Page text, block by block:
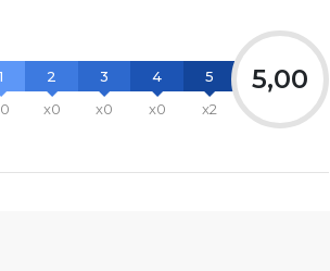
1
2
x0
3
x0
4
x0
5
x2
5,00